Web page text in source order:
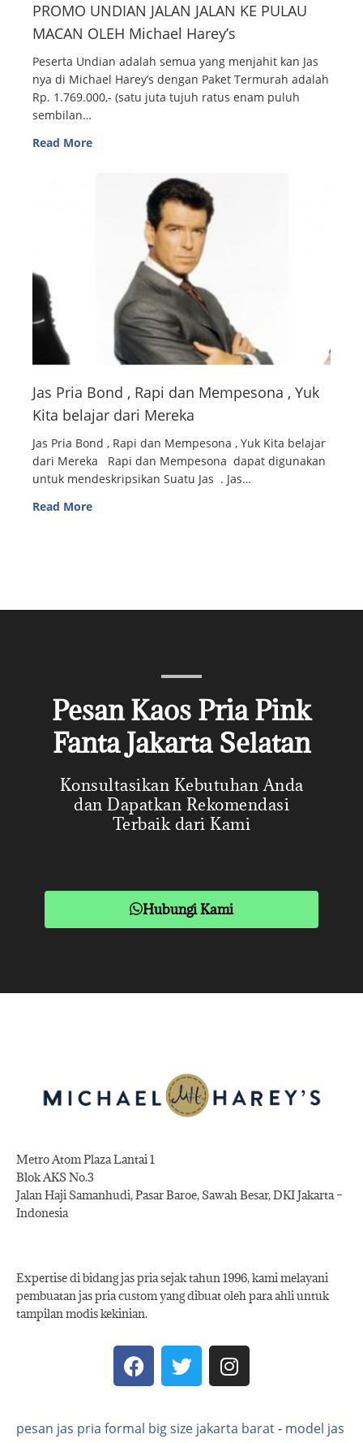
PROMO UNDIAN JALAN JALAN KE PULAU
MACAN OLEH Michael Harey’s
Peserta Undian adalah semua yang menjahit kan Jas
nya di Michael Harey’s dengan Paket Termurah adalah
Rp. 1.769.000,- (satu juta tujuh ratus enam puluh
sembilan…
Read More
Jas Pria Bond , Rapi dan Mempesona , Yuk
Kita belajar dari Mereka
Jas Pria Bond , Rapi dan Mempesona , Yuk Kita belajar
dari Mereka Rapi dan Mempesona dapat digunakan
untuk mendeskripsikan Suatu Jas . Jas…
Read More
Pesan Kaos Pria Pink
Fanta Jakarta Selatan
Konsultasikan Kebutuhan Anda
dan Dapatkan Rekomendasi
Terbaik dari Kami
Hubungi Kami
Metro Atom Plaza Lantai 1
Blok AKS No.3
Jalan Haji Samanhudi, Pasar Baroe, Sawah Besar, DKI Jakarta –
Indonesia
Expertise di bidang jas pria sejak tahun 1996, kami melayani
pembuatan jas pria custom yang dibuat oleh para ahli untuk
tampilan modis kekinian.
pesan jas pria formal big size jakarta barat- model jas